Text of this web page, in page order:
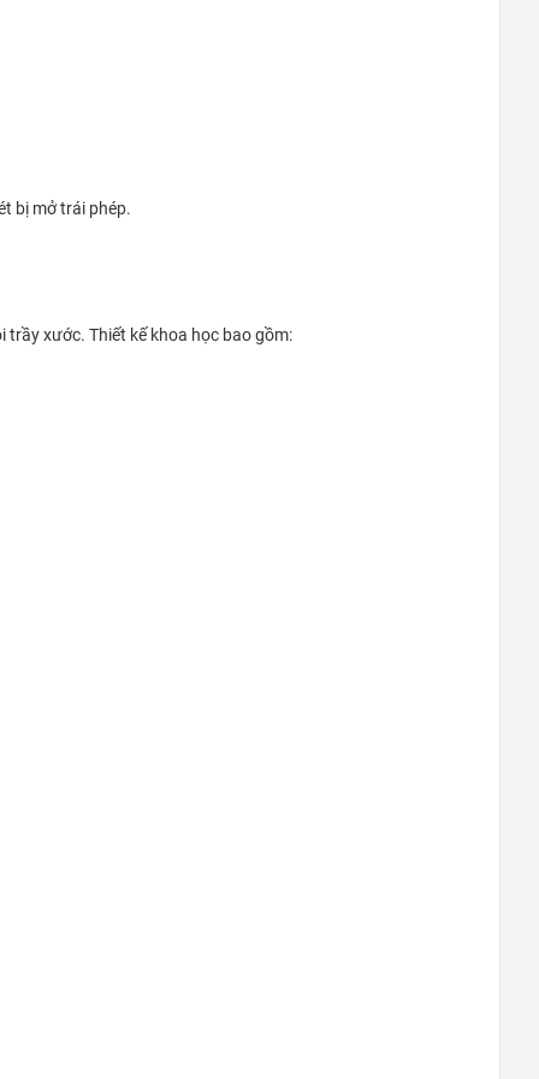
bị mở trái phép.
trầy xước. Thiết kế khoa học bao gồm: